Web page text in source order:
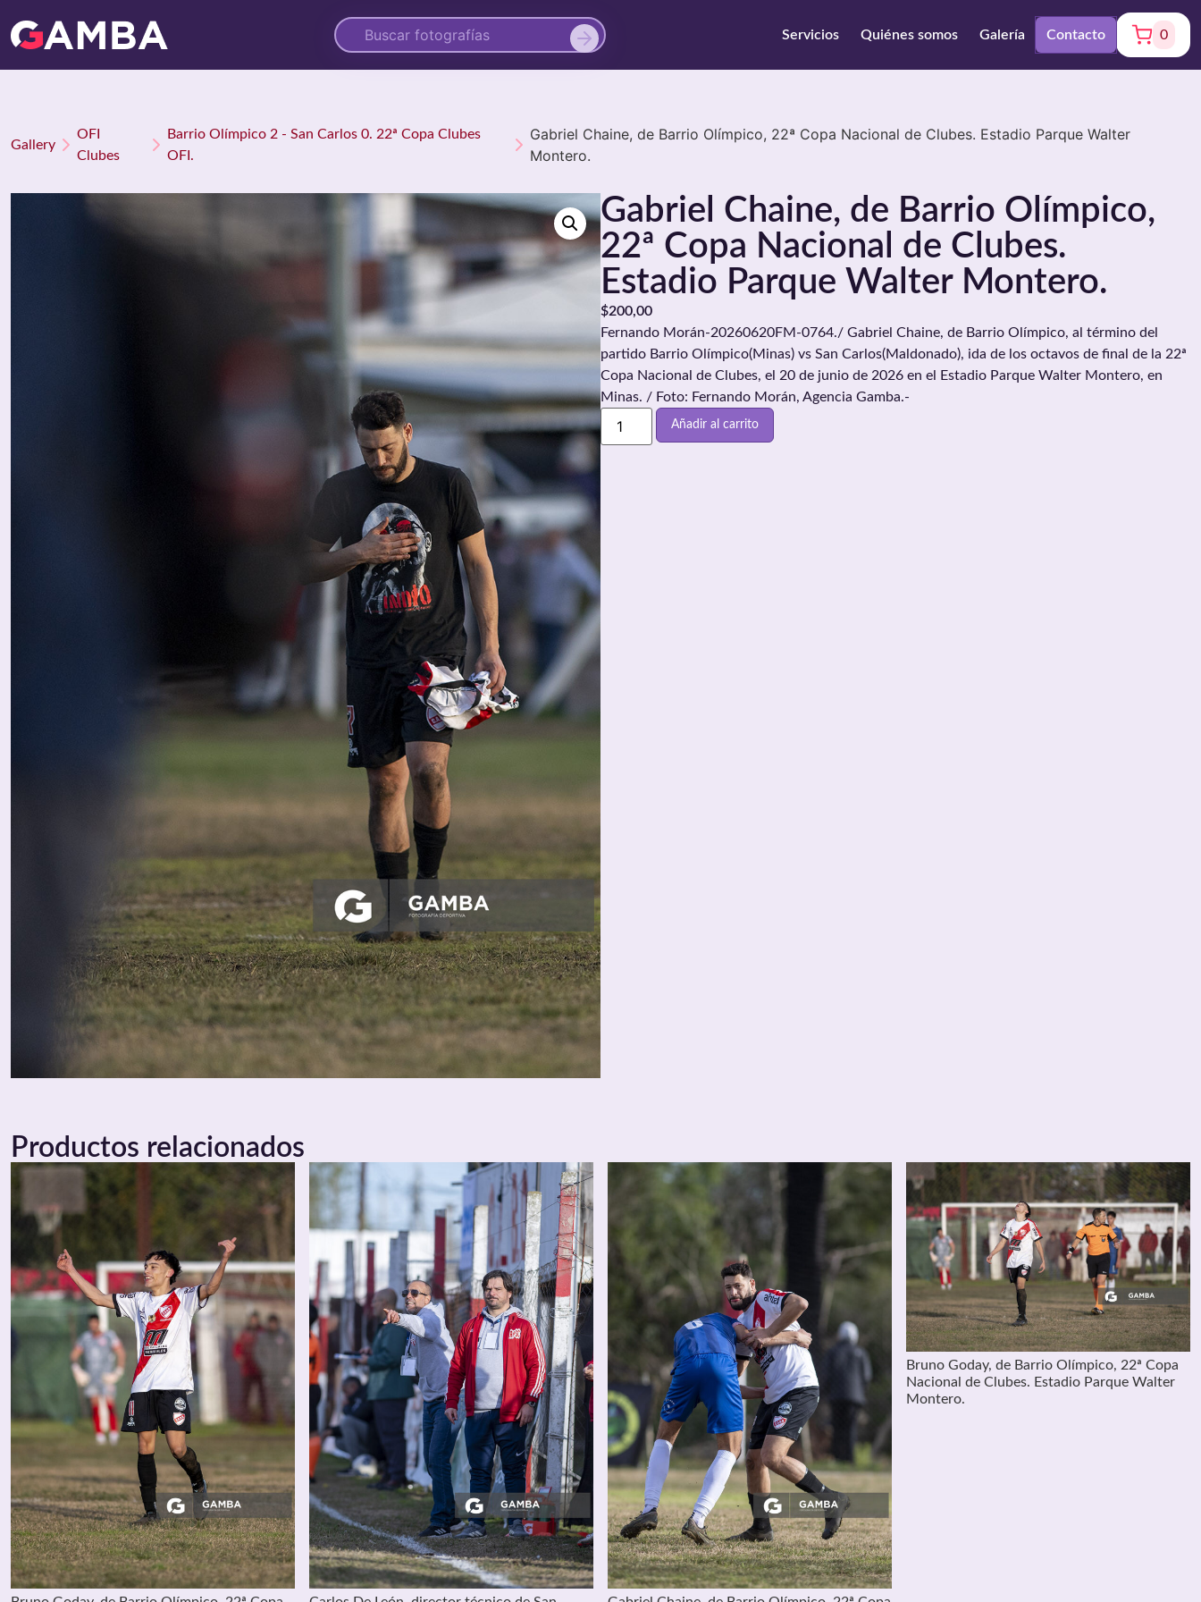
Servicios Quiénes somos Galería Contacto 0
Gallery
OFI
Clubes
Barrio Olímpico 2 - San Carlos 0. 22ª Copa Clubes
OFI.
Gabriel Chaine, de Barrio Olímpico, 22ª Copa Nacional de Clubes. Estadio Parque Walter
Montero.
Gabriel Chaine, de Barrio Olímpico,
22ª Copa Nacional de Clubes.
Estadio Parque Walter Montero.
$200,00
Fernando Morán-20260620FM-0764./ Gabriel Chaine, de Barrio Olímpico, al término del
partido Barrio Olímpico(Minas) vs San Carlos(Maldonado), ida de los octavos de final de la 22ª
Copa Nacional de Clubes, el 20 de junio de 2026 en el Estadio Parque Walter Montero, en
Minas. / Foto: Fernando Morán, Agencia Gamba.-
Añadir al carrito
Productos relacionados
Bruno Goday, de Barrio Olímpico, 22ª Copa
Nacional de Clubes. Estadio Parque Walter
Montero.